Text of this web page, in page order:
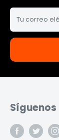
Tu correo
Síguenos